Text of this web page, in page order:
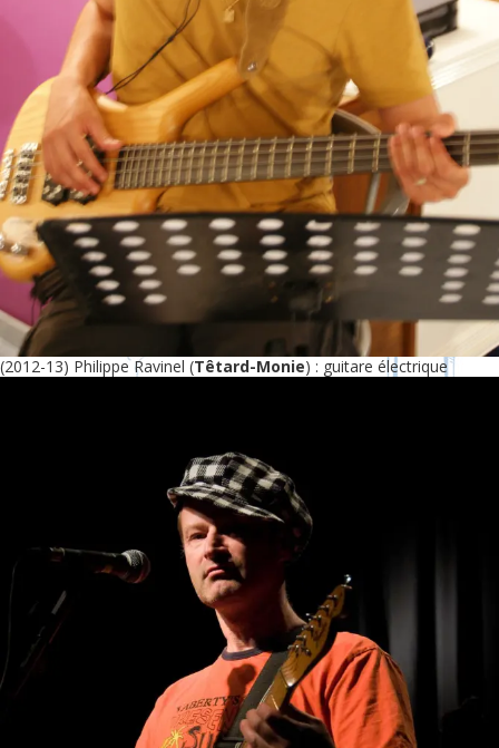
(2012-13) Philippe Ravinel (Têtard-Monie) : guitare électrique